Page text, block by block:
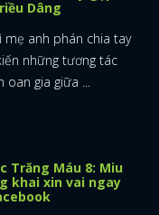
GOOGLE
Dâng
mẹ anh phán chia tay
những tương tác
oan gia giữa ...
Trăng Máu 8: Miu
khai xin vai ngay